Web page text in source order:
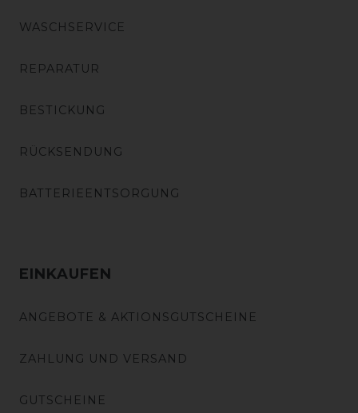
WASCHSERVICE
REPARATUR
BESTICKUNG
RÜCKSENDUNG
BATTERIEENTSORGUNG
EINKAUFEN
ANGEBOTE & AKTIONSGUTSCHEINE
ZAHLUNG UND VERSAND
GUTSCHEINE